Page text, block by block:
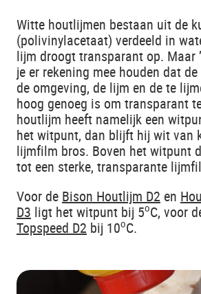
Witte houtlijmen bestaan uit de
(polivinylacetaat) verdeeld in
lijm droogt transparant op. Maar
je er rekening mee houden dat
de omgeving, de lijm en de te
hoog genoeg is om transparant
houtlijm heeft namelijk een
het witpunt, dan blijft hij wit van
lijmfilm bros. Boven het witpunt
tot een sterke, transparante
Voor de Bison Houtlijm D2 en
D3 ligt het witpunt bij 5oC, voor
Topspeed D2 bij 10oC.